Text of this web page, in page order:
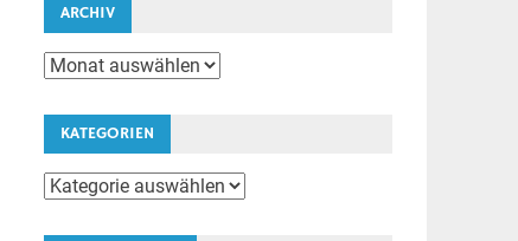
ARCHIV
Archiv
KATEGORIEN
Kategorien